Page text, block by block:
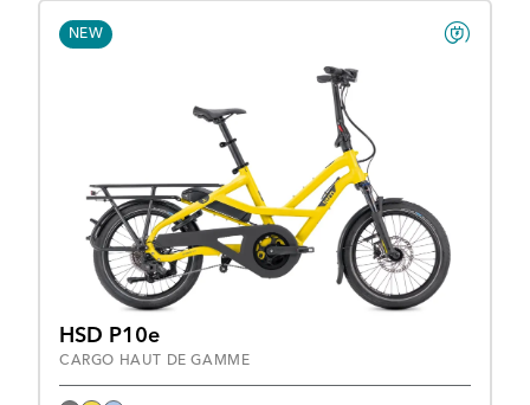
NEW
HSD P10e
CARGO HAUT DE GAMME